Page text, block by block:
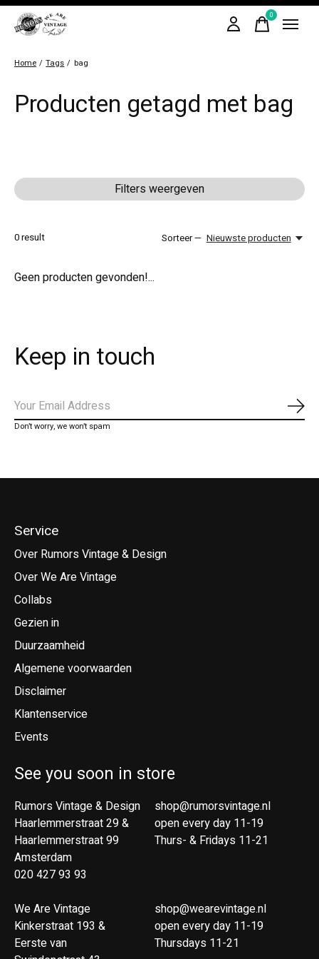
0items
Home / Tags / bag
Producten getagd met bag
Filters weergeven
0result Sorteer — Nieuwste producten
Geen producten gevonden!...
Keep in touch
Don’t worry, we won’t spam
Service
Over Rumors Vintage & Design
Over We Are Vintage
Collabs
Gezien in
Duurzaamheid
Algemene voorwaarden
Disclaimer
Klantenservice
Events
See you soon in store
Rumors Vintage & Design
Haarlemmerstraat 29 &
Haarlemmerstraat 99
Amsterdam
020 427 93 93
We Are Vintage
Kinkerstraat 193 &
Eerste van
shop@rumorsvintage.nl
open every day 11-19
Thurs- & Fridays 11-21
shop@wearevintage.nl
open every day 11-19
Thursdays 11-21